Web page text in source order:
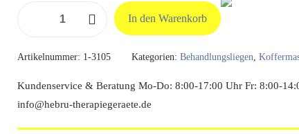
210
x
In den Warenkorb
Artikelnummer: 1-3105 Kategorien: Behandlungsliegen,
Kundenservice & Beratung Mo-Do: 8:00-17:00 Uhr Fr: 8:00-
info@hebru-therapiegeraete.de